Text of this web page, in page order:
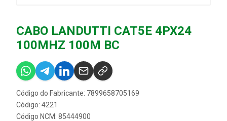
CABO LANDUTTI CAT5E 4PX24
100MHZ 100M BC
Código do Fabricante: 7899658705169
Código: 4221
Código NCM: 85444900